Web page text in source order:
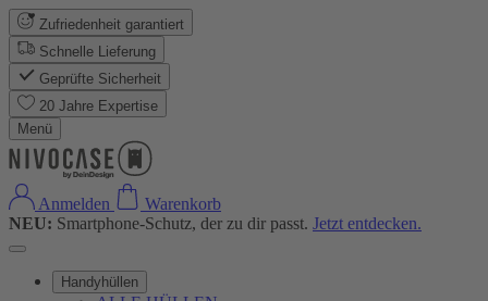
Zufriedenheit garantiert
Schnelle Lieferung
Geprüfte Sicherheit
20 Jahre Expertise
Menü
Anmelden
Warenkorb
NEU: Smartphone-Schutz, der zu dir passt. Jetzt entdecken.
Handyhüllen